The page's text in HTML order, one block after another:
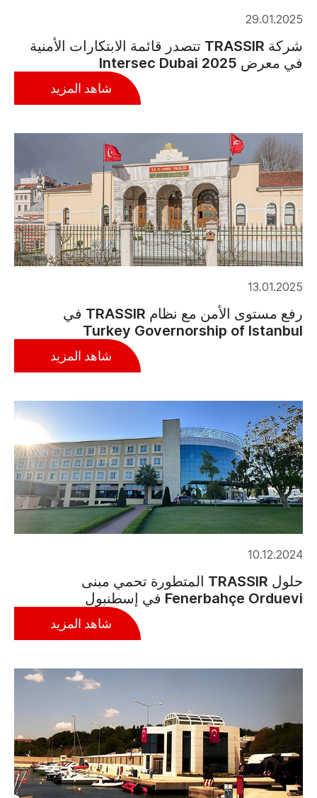
29.01.2025
شركة TRASSIR تتصدر قائمة الابتكارات الأمنية
في معرض Intersec Dubai 2025
شاهد المزيد
13.01.2025
رفع مستوى الأمن مع نظام TRASSIR في
Turkey Governorship of Istanbul
شاهد المزيد
10.12.2024
حلول TRASSIR المتطورة تحمي مبنى
Fenerbahçe Orduevi في إسطنبول
شاهد المزيد